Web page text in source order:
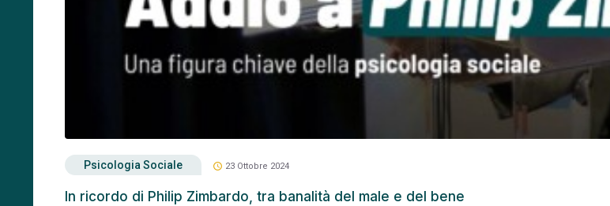
Psicologia Sociale schedule 23 Ottobre 2024
In ricordo di Philip Zimbardo, tra banalità del male e del bene